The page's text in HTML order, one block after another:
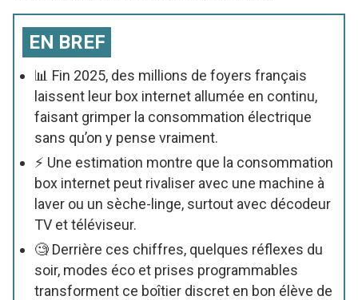
EN BREF
📊 Fin 2025, des millions de foyers français
laissent leur box internet allumée en continu,
faisant grimper la consommation électrique
sans qu’on y pense vraiment.
⚡ Une estimation montre que la consommation
box internet peut rivaliser avec une machine à
laver ou un sèche-linge, surtout avec décodeur
TV et téléviseur.
🧐 Derrière ces chiffres, quelques réflexes du
soir, modes éco et prises programmables
transforment ce boîtier discret en bon élève de